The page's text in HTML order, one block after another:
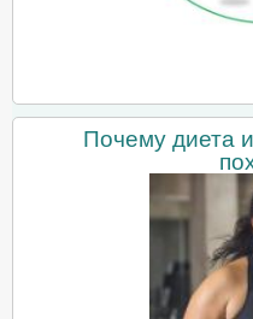
Почему диета